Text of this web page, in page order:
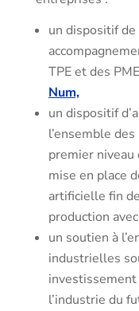
un dispositif
TPE et des
Num,
un dispositif
l’ensemble
premier
mise en place
artificielle fin
production avec
un soutien à
industrielles
l’industrie du